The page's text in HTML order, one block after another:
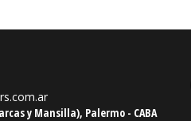
y Mansilla), Palermo - CABA